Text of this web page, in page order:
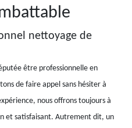
nettoyage de
être professionnelle en
de faire appel sans hésiter à
nous offrons toujours à
et satisfaisant. Autrement dit, un